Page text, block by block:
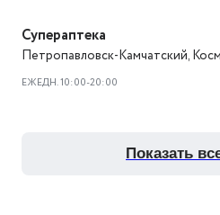
Супераптека
Петропавловск-Камчатский
ЕЖЕДН. 10:00-20:00
показать